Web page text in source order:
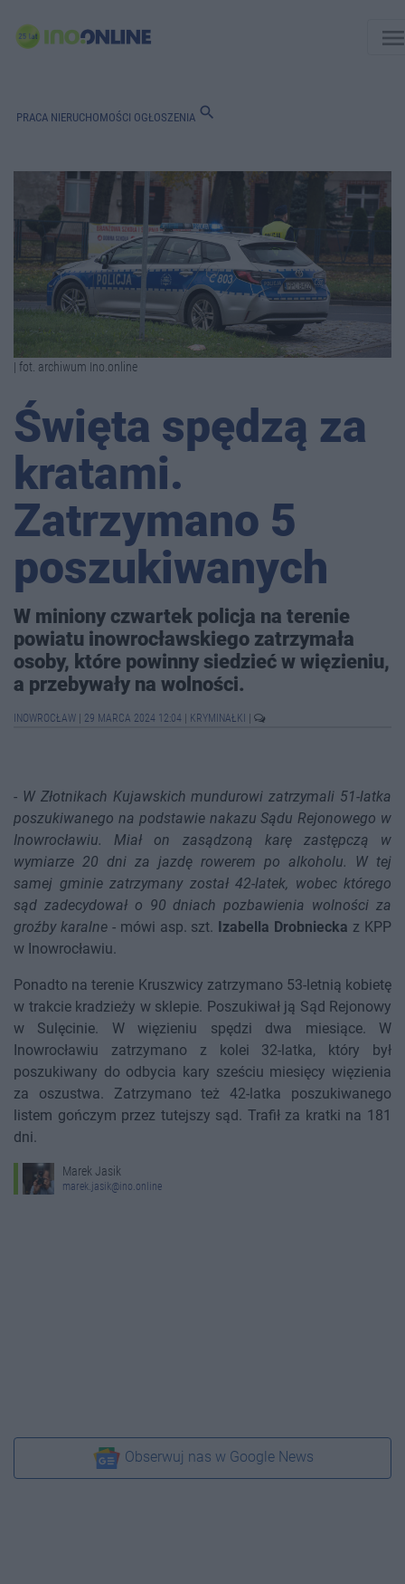
PRACA NIERUCHOMOŚCI OGŁOSZENIA search
| fot. archiwum Ino.online
Święta spędzą za
kratami.
Zatrzymano 5
poszukiwanych
W miniony czwartek policja na terenie
powiatu inowrocławskiego zatrzymała
osoby, które powinny siedzieć w więzieniu,
a przebywały na wolności.
INOWROCŁAW 29 MARCA 2024 12:04 KRYMINAŁKI
- W Złotnikach Kujawskich mundurowi zatrzymali 51-latka
poszukiwanego na podstawie nakazu Sądu Rejonowego w
Inowrocławiu. Miał on zasądzoną karę zastępczą w
wymiarze 20 dni za jazdę rowerem po alkoholu. W tej
samej gminie zatrzymany został 42-latek, wobec którego
sąd zadecydował o 90 dniach pozbawienia wolności za
groźby karalne- mówi asp. szt. Izabella Drobniecka z KPP
w Inowrocławiu.
Ponadto na terenie Kruszwicy zatrzymano 53-letnią kobietę
w trakcie kradzieży w sklepie. Poszukiwał ją Sąd Rejonowy
w Sulęcinie. W więzieniu spędzi dwa miesiące. W
Inowrocławiu zatrzymano z kolei 32-latka, który był
poszukiwany do odbycia kary sześciu miesięcy więzienia
za oszustwa. Zatrzymano też 42-latka poszukiwanego
listem gończym przez tutejszy sąd. Trafił za kratki na 181
dni.
Marek Jasik
marek.jasik@ino.online
Obserwuj nas w Google News